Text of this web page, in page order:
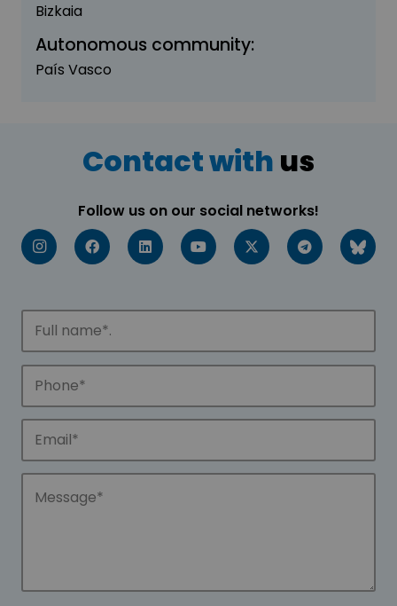
Bizkaia
Autonomous community:
País Vasco
Contact with us
Follow us on our social networks!